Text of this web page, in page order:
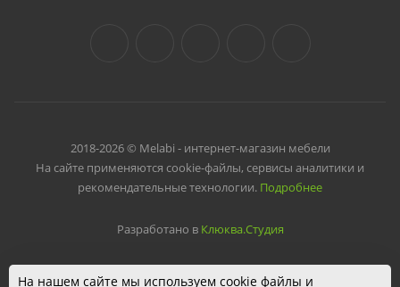
2018-2026 © Melabi - интернет-магазин мебели
На сайте применяются cookie-файлы, сервисы аналитики и
рекомендательные технологии. Подробнее
Разработано в Клюква.Студия
На нашем сайте мы используем cookie файлы и